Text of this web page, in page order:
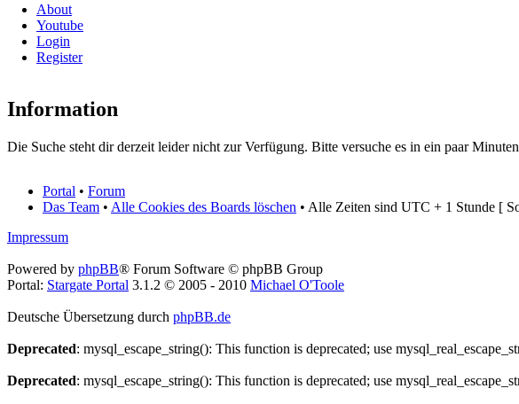
About
Youtube
Login
Register
Information
Die Suche steht dir derzeit leider nicht zur Verfügung. Bitte versuche es in ein paar
Portal • Forum
Das Team • Alle Cookies des Boards löschen • Alle Zeiten sind UTC + 1 Stunde [
Impressum
Powered by phpBB® Forum Software © phpBB Group
Portal: Stargate Portal 3.1.2 © 2005 - 2010 Michael O'Toole
Deutsche Übersetzung durch phpBB.de
Deprecated: mysql_escape_string(): This function is deprecated; use
Deprecated: mysql_escape_string(): This function is deprecated; use